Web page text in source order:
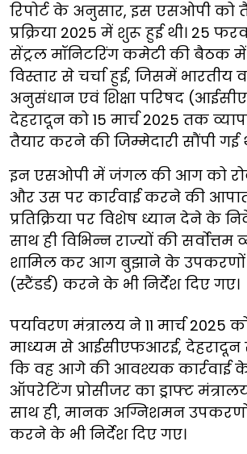
रिपोर्ट के अनुसार, इस एसओपी को
प्रक्रिया 2025 में शुरू हुई थी। 25
सेंट्रल मॉनिटरिंग कमेटी की बैठक में
विस्तार से चर्चा हुई, जिसमें भारतीय
अनुसंधान एवं शिक्षा परिषद
देहरादून को 15 मार्च 2025 तक
तैयार करने की जिम्मेदारी सौंपी गई
इन एसओपी में जंगल की आग को
और उस पर कार्रवाई करने की
प्रतिक्रिया पर विशेष ध्यान देने के
साथ ही विभिन्न राज्यों की
शामिल कर आग बुझाने के
(स्टैंडर्ड) करने के भी निर्देश दिए गए।
पर्यावरण मंत्रालय ने 11 मार्च 2025
माध्यम से आईसीएफआरई, देहरादून
कि वह आगे की आवश्यक कार्रवाई के
ऑपरेटिंग प्रोसीजर का ड्राफ्ट
साथ ही, मानक अग्निशमन
करने के भी निर्देश दिए गए।